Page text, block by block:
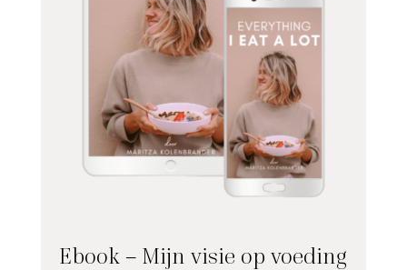
Ebook – Mijn visie op voeding